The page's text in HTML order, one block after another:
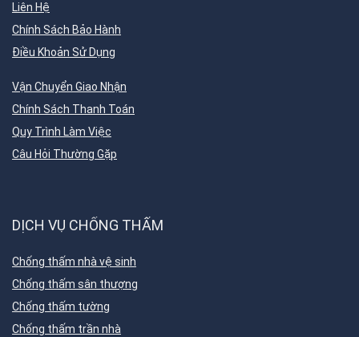
Liên Hệ
Chính Sách Bảo Hành
Điều Khoản Sử Dụng
Vận Chuyển Giao Nhận
Chính Sách Thanh Toán
Quy Trình Làm Việc
Câu Hỏi Thường Gặp
DỊCH VỤ CHỐNG THẤM
Chống thấm nhà vệ sinh
Chống thấm sân thượng
Chống thấm tường
Chống thấm trần nhà